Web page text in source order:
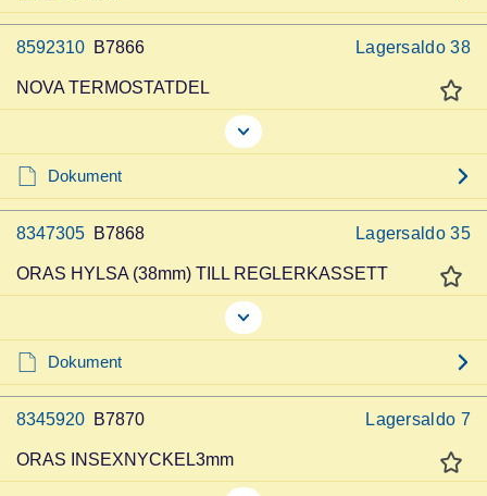
8592310 B7866 Lagersaldo 38
NOVA TERMOSTATDEL
Dokument
8347305 B7868 Lagersaldo 35
ORAS HYLSA (38mm) TILL REGLERKASSETT
Dokument
8345920 B7870 Lagersaldo 7
ORAS INSEXNYCKEL3mm